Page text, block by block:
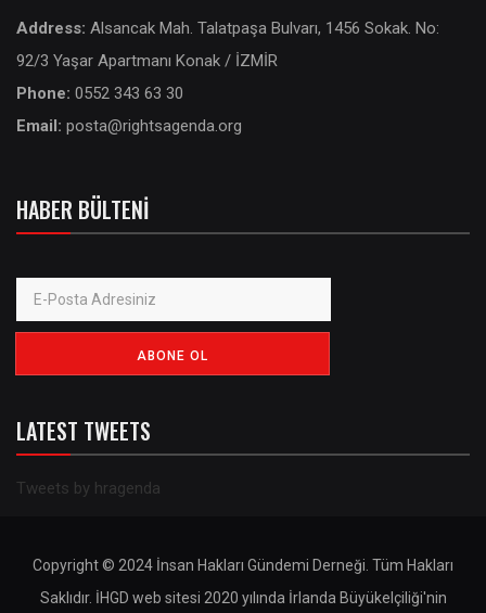
Address: Alsancak Mah. Talatpaşa Bulvarı, 1456 Sokak. No:
92/3 Yaşar Apartmanı Konak / İZMİR
Phone: 0552 343 63 30
Email: posta@rightsagenda.org
HABER BÜLTENI
LATEST TWEETS
Tweets by hragenda
Copyright © 2024 İnsan Hakları Gündemi Derneği. Tüm Hakları
Saklıdır. İHGD web sitesi 2020 yılında İrlanda Büyükelçiliği'nin